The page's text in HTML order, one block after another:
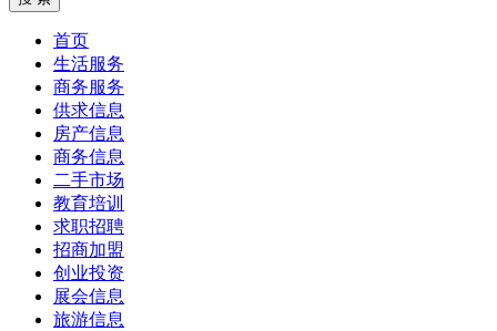
首页
生活服务
商务服务
供求信息
房产信息
商务信息
二手市场
教育培训
求职招聘
招商加盟
创业投资
展会信息
旅游信息